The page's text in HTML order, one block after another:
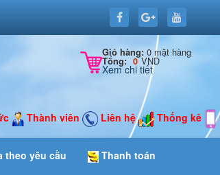
Giỏ hàng: 0 mặt hàng
Tổng: 0 VND
Xem chi tiết
Thành viên Liên hệ Thống kê
theo yêu cầu Thanh toán